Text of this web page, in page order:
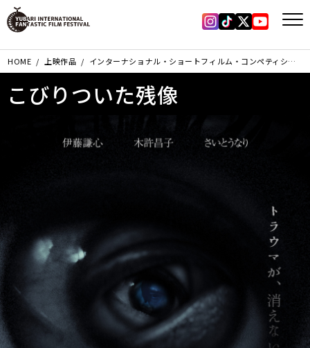
Instagram
Tiktok
X
HOME 上映作品 インターナショナル・ショートフィルム・コンペティション部門
こびりついた残像